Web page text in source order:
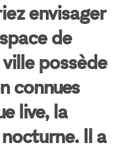
envisager
de
possède
connues
live, la
Il a